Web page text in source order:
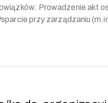
pracowników oraz ich
przy zarządzaniu